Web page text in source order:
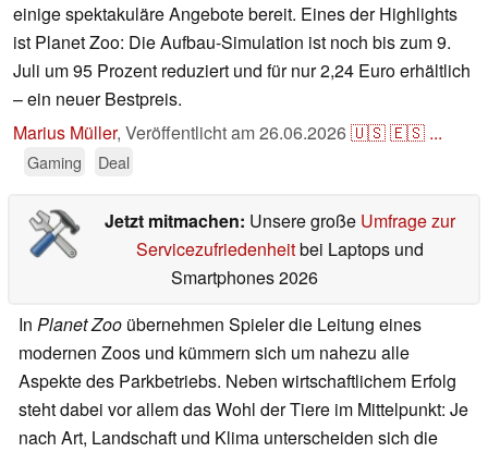
einige spektakuläre Angebote bereit. Eines der Highlights
ist Planet Zoo: Die Aufbau-Simulation ist noch bis zum 9.
Juli um 95 Prozent reduziert und für nur 2,24 Euro erhältlich
– ein neuer Bestpreis.
Marius Müller, Veröffentlicht am26.06.2026🇺🇸🇪🇸 ...
Gaming Deal
Jetzt mitmachen: Unsere große Umfrage zur
Servicezufriedenheitbei Laptops und
Smartphones 2026
In Planet Zoo übernehmen Spieler die Leitung eines
modernen Zoos und kümmern sich um nahezu alle
Aspekte des Parkbetriebs. Neben wirtschaftlichem Erfolg
steht dabei vor allem das Wohl der Tiere im Mittelpunkt: Je
nach Art, Landschaft und Klima unterscheiden sich die